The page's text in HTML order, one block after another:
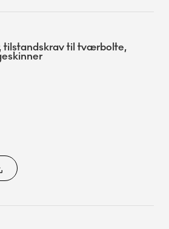
tilstandskrav til tværbolte,